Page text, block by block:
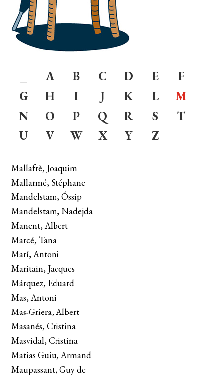
DISTRIBUCIÓ
CONTACTE
CERCAR
WISHLIST
A B C D E
F
G
H I J K L
M
N
O P Q R S
T
U
V W X Y Z
Mallafrè, Joaquim
Mallarmé, Stéphane
Mandelstam, Óssip
Mandelstam, Nadejda
Manent, Albert
Marcé, Tana
Marí, Antoni
Maritain, Jacques
Márquez, Eduard
Mas, Antoni
Mas-Griera, Albert
Masanés, Cristina
Masvidal, Cristina
Matias Guiu, Armand
Maupassant, Guy de